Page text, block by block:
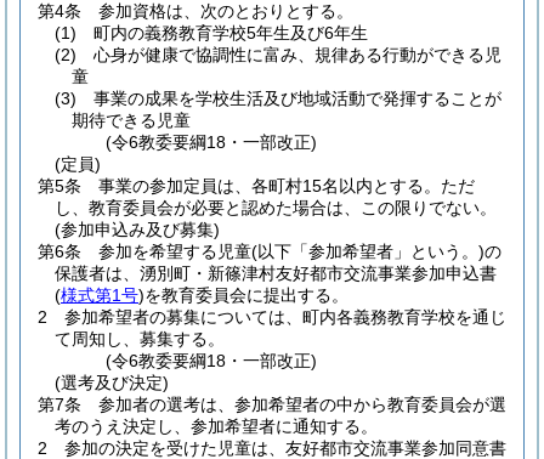
第4条
参加資格は、次のとおりとする。
(1)
町内の義務教育学校5年生及び6年生
(2)
心身が健康で協調性に富み、規律ある行動ができる児
童
(3)
事業の成果を学校生活及び地域活動で発揮することが
期待できる児童
(令6教委要綱18・一部改正)
(定員)
第5条
事業の参加定員は、各町村15名以内とする。 ただ
し、教育委員会が必要と認めた場合は、この限りでない。
(参加申込み及び募集)
第6条
参加を希望する児童(以下「参加希望者」という。)の
保護者は、湧別町・新篠津村友好都市交流事業参加申込書
(様式第1号)を教育委員会に提出する。
2
参加希望者の募集については、町内各義務教育学校を通じ
て周知し、募集する。
(令6教委要綱18・一部改正)
(選考及び決定)
第7条
参加者の選考は、参加希望者の中から教育委員会が選
考のうえ決定し、参加希望者に通知する。
2
参加の決定を受けた児童は、友好都市交流事業参加同意書